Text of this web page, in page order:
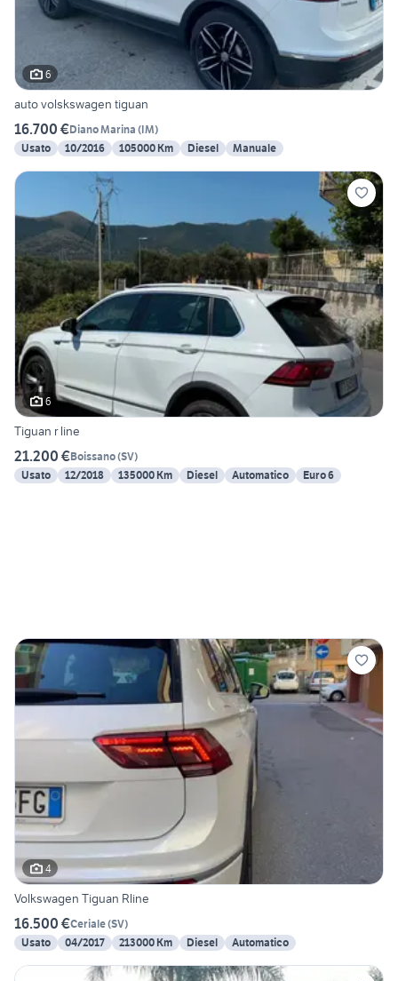
6
auto volskswagen tiguan
16.700 €Diano Marina (IM)
Usato
10/2016 105000 Km Diesel Manuale
6
Tiguan r line
21.200 €Boissano(SV)
Usato
12/2018 135000 Km Diesel Automatico Euro 6
4
Volkswagen Tiguan Rline
16.500 €Ceriale(SV)
Usato
04/2017 213000 Km Diesel Automatico